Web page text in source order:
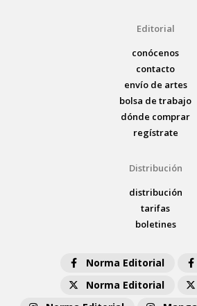
Editorial
conócenos
contacto
envío de artes
bolsa de trabajo
dónde comprar
regístrate
Distribución
distribución
tarifas
boletines
Norma Editorial
Norma Editorial